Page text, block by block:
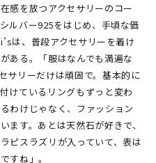
感を放つアクセサリーのコー
ルバー925をはじめ、手頃な価
は、普段アクセサリーを着け
ある。「服はなんでも満遍な
サリーだけは頑固で。基本的に
けているリングもずっと変わ
わけじゃなく、ファッション
ます。あとは天然石が好きで、
ピスラズリが入っていて、表は
すね」。